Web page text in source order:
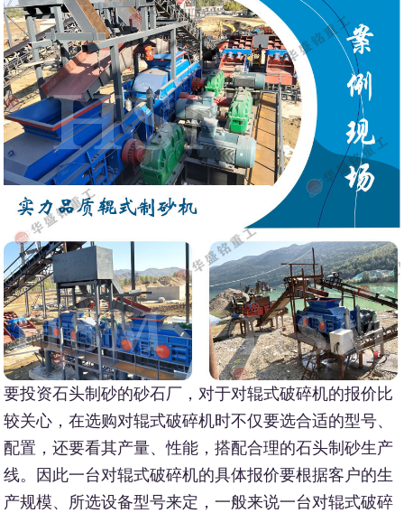
要投资石头制砂的砂石厂，对于对辊式破碎机的报价比
较关心，在选购对辊式破碎机时不仅要选合适的型号、
配置，还要看其产量、性能，搭配合理的石头制砂生产
线。因此一台对辊式破碎机的具体报价要根据客户的生
产规模、所选设备型号来定，一般来说一台对辊式破碎